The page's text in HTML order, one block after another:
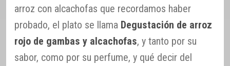
arroz con alcachofas que recordamos haber
probado, el plato se llama Degustación de arroz
rojo de gambas y alcachofas, y tanto por su
sabor, como por su perfume, y qué decir del